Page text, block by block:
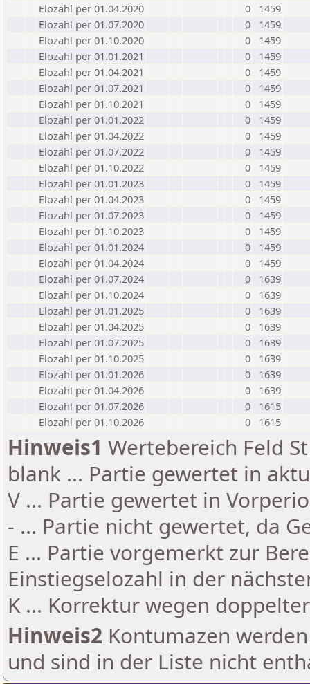
Elozahl per 01.04.2020
0
1459
Elozahl per 01.07.2020
0
1459
Elozahl per 01.10.2020
0
1459
Elozahl per 01.01.2021
0
1459
Elozahl per 01.04.2021
0
1459
Elozahl per 01.07.2021
0
1459
Elozahl per 01.10.2021
0
1459
Elozahl per 01.01.2022
0
1459
Elozahl per 01.04.2022
0
1459
Elozahl per 01.07.2022
0
1459
Elozahl per 01.10.2022
0
1459
Elozahl per 01.01.2023
0
1459
Elozahl per 01.04.2023
0
1459
Elozahl per 01.07.2023
0
1459
Elozahl per 01.10.2023
0
1459
Elozahl per 01.01.2024
0
1459
Elozahl per 01.04.2024
0
1459
Elozahl per 01.07.2024
0
1639
Elozahl per 01.10.2024
0
1639
Elozahl per 01.01.2025
0
1639
Elozahl per 01.04.2025
0
1639
Elozahl per 01.07.2025
0
1639
Elozahl per 01.10.2025
0
1639
Elozahl per 01.01.2026
0
1639
Elozahl per 01.04.2026
0
1639
Elozahl per 01.07.2026
0
1615
Elozahl per 01.10.2026
0 1615
Hinweis1 Wertebereich Feld
blank ... Partie gewertet in
V ... Partie gewertet in
- ... Partie nicht gewertet, da
E ... Partie vorgemerkt zur
Einstiegselozahl in der
K ... Korrektur wegen
Hinweis2 Kontumazen
und sind in der Liste nicht